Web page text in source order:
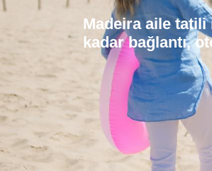
Madeira aile tatili
kadar bağlantı,